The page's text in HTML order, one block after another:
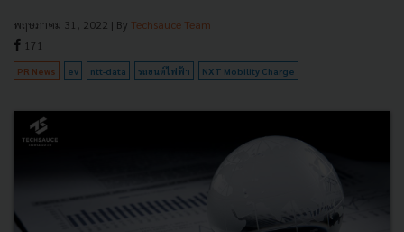
พฤษภาคม 31, 2022 | By Techsauce Team
171
PR News ev ntt-data รถยนต์ไฟฟ้า NXT Mobility Charge